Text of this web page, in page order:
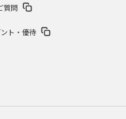
質問
ト・優待